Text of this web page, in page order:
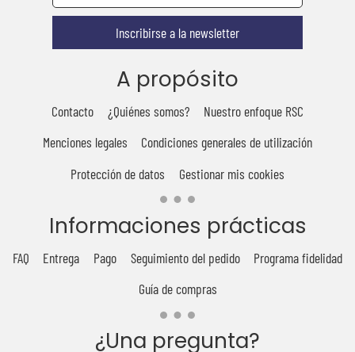
Inscribirse a la newsletter
A propósito
Contacto ¿Quiénes somos?
Nuestro enfoque RSC
Menciones legales
Condiciones generales de utilización
Protección de datos
Gestionar mis cookies
Informaciones prácticas
FAQ Entrega Pago Seguimiento del pedido
Programa fidelidad
Guía de compras
¿Una pregunta?